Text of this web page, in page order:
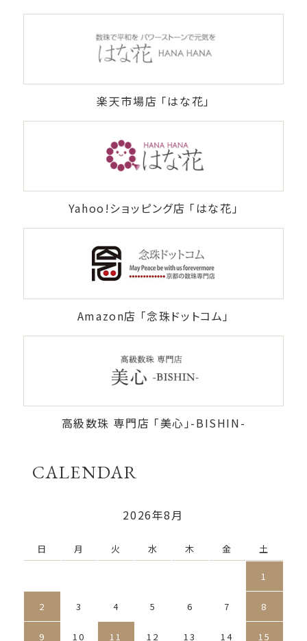
楽天市場店 「はな花」
Yahoo!ショッピング店 「はな花」
Amazon店 「念珠ドットコム」
高級数珠 専門店 「美心」-BISHIN-
CALENDAR
2026年8月
日 月 火 水 木 金 土
1
2 3 4 5 6 7 8
9 10 11 12 13 14 15